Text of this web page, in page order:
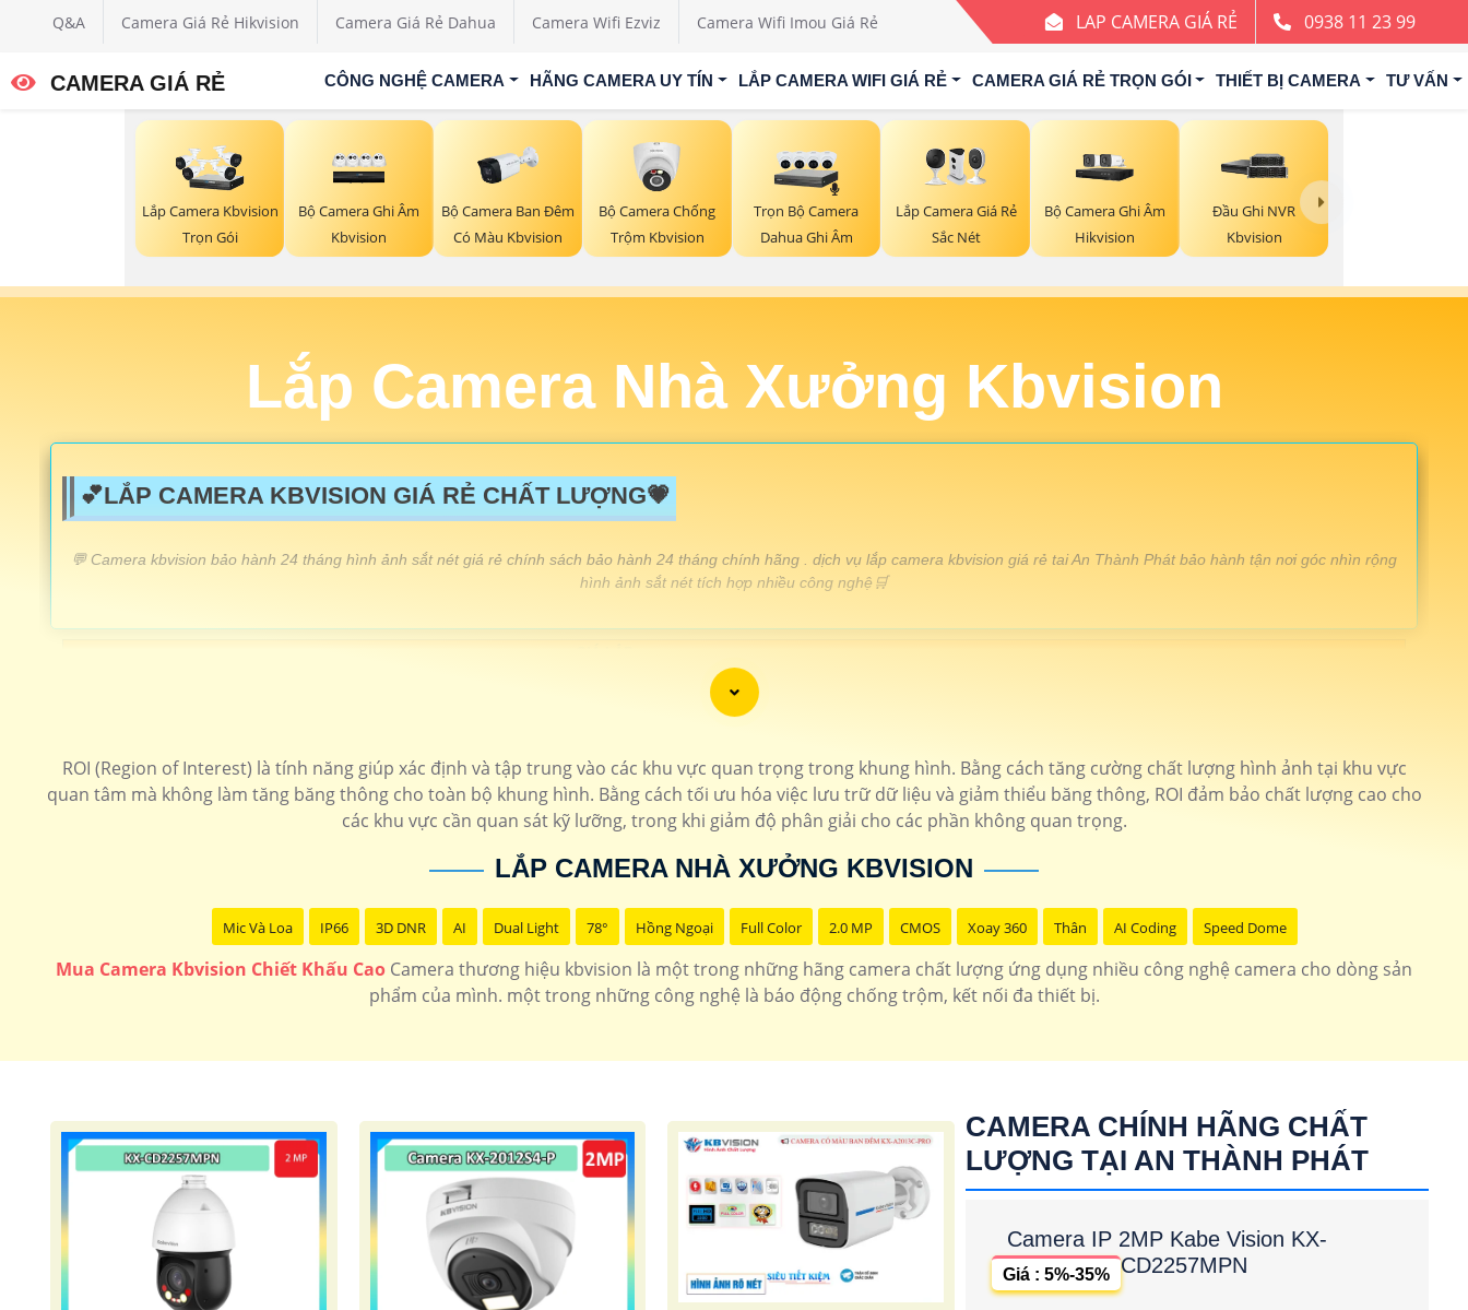
Q&A Camera Giá Rẻ Hikvision Camera Giá Rẻ Dahua Camera Wifi Ezviz Camera Wifi Imou Giá Rẻ LAP CAMERA GIÁ RẺ 0938 11 23 99
CAMERA GIÁ RẺ CÔNG NGHỆ CAMERA HÃNG CAMERA UY TÍN LẮP CAMERA WIFI GIÁ RẺ CAMERA GIÁ RẺ TRỌN GÓI THIẾT BỊ CAMERA TƯ VẤN
Lắp Camera Kbvision
Trọn Gói
Bộ Camera Ghi Âm
Kbvision
Bộ Camera Ban Đêm
Có Màu Kbvision
Bộ Camera Chống
Trộm Kbvision
Trọn Bộ Camera
Dahua Ghi Âm
Lắp Camera Giá Rẻ
Sắc Nét
Bộ Camera Ghi Âm
Hikvision
Đầu Ghi NVR
Kbvision
Lắp Camera Nhà Xưởng Kbvision
💕LẮP CAMERA KBVISION GIÁ RẺ CHẤT LƯỢNG💗
️💬 Camera kbvision bảo hành 24 tháng hình ảnh sắt nét giá rẻ chính sách bảo hành 24 tháng chính hãng . dịch vụ lắp camera kbvision giá rẻ tai An Thành Phát bảo hành tận nơi góc nhìn rộng
hình ảnh sắt nét tích hợp nhiều công nghệ🛒
650,000 VNĐ
📶 Camera Hồng Ngoại Kbvision
900.000 VNĐĐộ phân giải 4Mp siêu nét thiết kế chắc chắn KX-C8013S
🔔 Camera giá rẻ Kbvision
100.000 VNĐCamera thân hồng ngoại kbvision giá rẻ trọn góiKX-C2102LQ-A
📎 670.000 VNĐ Camera có màu ban đêm độ phân giải cao
Camera speedom Camera Ip kbvision Camera 4k Kbvision camera 2k kbvision lắp camera có màu ban đêm kbvision Đầu Ghi KBvision
ROI (Region of Interest) là tính năng giúp xác định và tập trung vào các khu vực quan trọng trong khung hình. Bằng cách tăng cường chất lượng hình ảnh tại khu vực
quan tâm mà không làm tăng băng thông cho toàn bộ khung hình. Bằng cách tối ưu hóa việc lưu trữ dữ liệu và giảm thiểu băng thông, ROI đảm bảo chất lượng cao cho
các khu vực cần quan sát kỹ lưỡng, trong khi giảm độ phân giải cho các phần không quan trọng.
LẮP CAMERA NHÀ XƯỞNG KBVISION
Mic Và Loa IP66 3D DNR AI Dual Light 78° Hồng Ngoại Full Color 2.0 MP CMOS Xoay 360 Thân AI Coding Speed Dome
Mua Camera Kbvision Chiết Khấu Cao Camera thương hiệu kbvision là một trong những hãng camera chất lượng ứng dụng nhiều công nghệ camera cho dòng sản
phẩm của mình. một trong những công nghệ là báo động chống trộm, kết nối đa thiết bị.
CAMERA CHÍNH HÃNG CHẤT
LƯỢNG TẠI AN THÀNH PHÁT
Camera IP 2MP Kabe Vision KX-
CD2257MPN
Giá : 5%-35%